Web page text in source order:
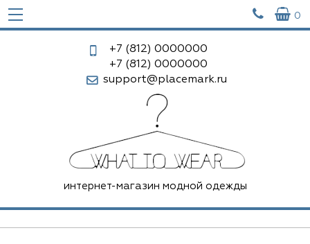
  0
+7 (812) 0000000
+7 (812) 0000000
support@placemark.ru
интернет-магазин модной одежды